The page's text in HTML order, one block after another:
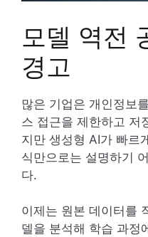
모델 역전
경고
많은 기업은 개인정보
스 접근을 제한하고 저
지만 생성형 AI가 빠르
식만으로는 설명하기
다.
이제는 원본 데이터를
델을 분석해 학습 과정